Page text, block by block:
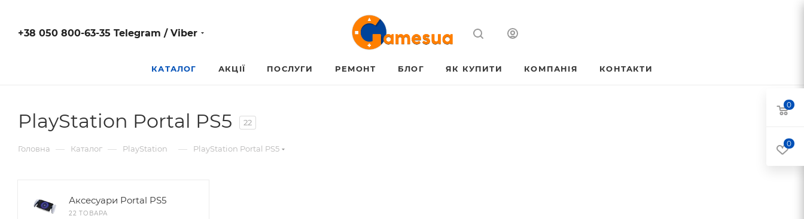
+38 050 800-63-35 Telegram / Viber
КАТАЛОГ АКЦІЇ ПОСЛУГИ РЕМОНТ БЛОГ ЯК КУПИТИ КОМПАНІЯ КОНТАКТИ
PlayStation Portal PS5 22
Головна — Каталог — PlayStation — PlayStation Portal PS5
Аксесуари Portal PS5
22 ТОВАРА
0
0